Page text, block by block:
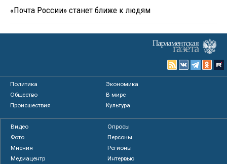
«Почта России» станет ближе к людям
Политика
Экономика
Общество
В мире
Происшествия
Культура
Видео
Опросы
Фото
Персоны
Мнения
Регионы
Медиацентр
Интервью